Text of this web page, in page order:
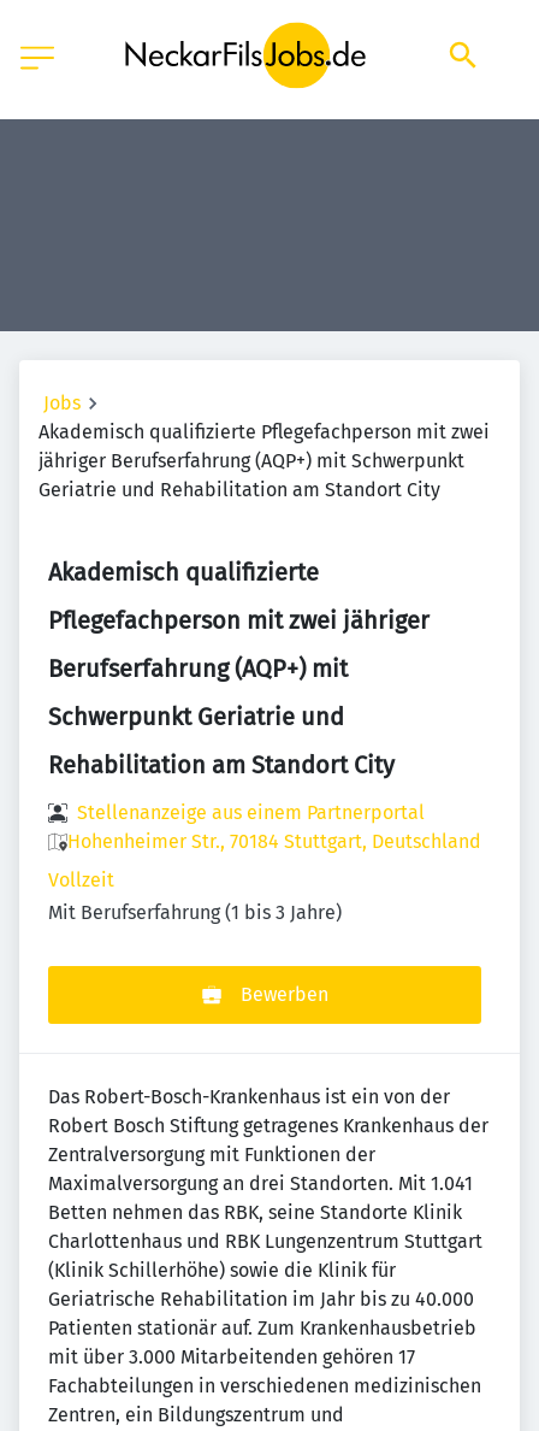
Jobs
Akademisch qualifizierte Pflegefachperson mit zwei
jähriger Berufserfahrung (AQP+) mit Schwerpunkt
Geriatrie und Rehabilitation am Standort City
Akademisch qualifizierte
Pflegefachperson mit zwei jähriger
Berufserfahrung (AQP+) mit
Schwerpunkt Geriatrie und
Rehabilitation am Standort City
Stellenanzeige aus einem Partnerportal
Hohenheimer Str., 70184 Stuttgart, Deutschland
Vollzeit
Mit Berufserfahrung (1 bis 3 Jahre)
Bewerben
Das Robert-Bosch-Krankenhaus ist ein von der
Robert Bosch Stiftung getragenes Krankenhaus der
Zentralversorgung mit Funktionen der
Maximalversorgung an drei Standorten. Mit 1.041
Betten nehmen das RBK, seine Standorte Klinik
Charlottenhaus und RBK Lungenzentrum Stuttgart
(Klinik Schillerhöhe) sowie die Klinik für
Geriatrische Rehabilitation im Jahr bis zu 40.000
Patienten stationär auf. Zum Krankenhausbetrieb
mit über 3.000 Mitarbeitenden gehören 17
Fachabteilungen in verschiedenen medizinischen
Zentren, ein Bildungszentrum und